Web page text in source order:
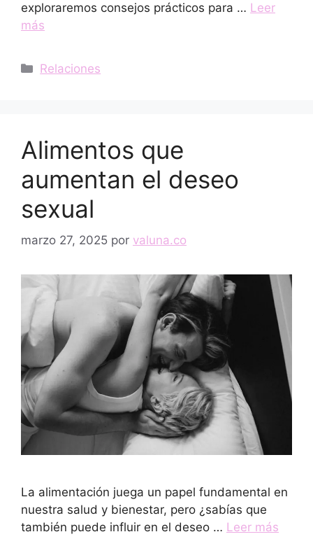
exploraremos consejos prácticos para … Leer
más
Categorías
Relaciones
Alimentos que
aumentan el deseo
sexual
marzo 27, 2025 por valuna.co
La alimentación juega un papel fundamental en
nuestra salud y bienestar, pero ¿sabías que
también puede influir en el deseo … Leer más